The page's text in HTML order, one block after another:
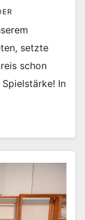
setzte
schon
In